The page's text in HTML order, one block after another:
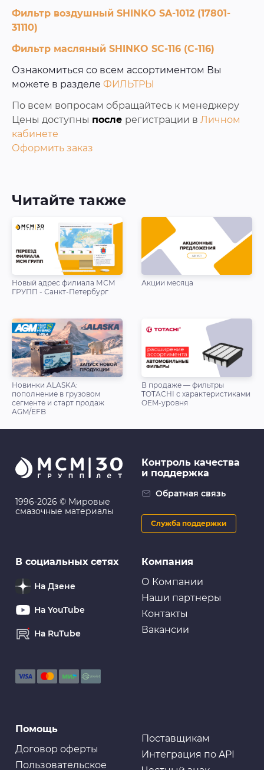
Фильтр воздушный SHINKO SA-1012 (17801-
31110)
Фильтр масляный SHINKO SC-116 (C-116)
Ознакомиться со всем ассортиментом Вы
можете в разделе ФИЛЬТРЫ
По всем вопросам обращайтесь к менеджеру
Цены доступны после регистрации в Личном
кабинете
Оформить заказ
Читайте также
Новый адрес филиала МСМ
ГРУПП - Санкт-Петербург
Акции месяца
Новинки ALASKA:
пополнение в грузовом
сегменте и старт продаж
AGM/EFB
В продаже — фильтры
TOTACHI с характеристиками
OEM-уровня
1996-2026 © Мировые
смазочные материалы
Компания
О Компании
Наши партнеры
Контакты
Вакансии
Помощь
Договор оферты
Пользовательское
Поставщикам
Интеграция по API
Контроль качества
и поддержка
Обратная связь
Служба поддержки
В социальных сетях
На Дзене
На YouTube
На RuTube